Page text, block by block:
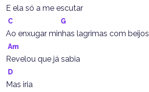
E ela só a me escutar
C G
Ao enxugar minhas lagrimas com beijos
Am
Revelou que já sabia
D
Mas iria